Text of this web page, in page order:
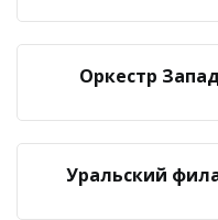
Оркестр
Уральский